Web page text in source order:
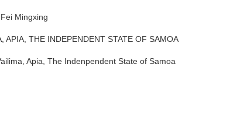
Mingxing
APIA, THE INDEPENDENT STATE OF SAMOA
Apia, The Indenpendent State of Samoa